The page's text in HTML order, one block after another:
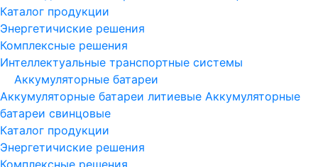
Каталог продукции
Энергетичиские решения
Комплексные решения
Интеллектуальные транспортные системы
Аккумуляторные батареи
Аккумуляторные батареи литиевые Аккумуляторные
батареи свинцовые
Каталог продукции
Энергетичиские решения
Комплексные решения